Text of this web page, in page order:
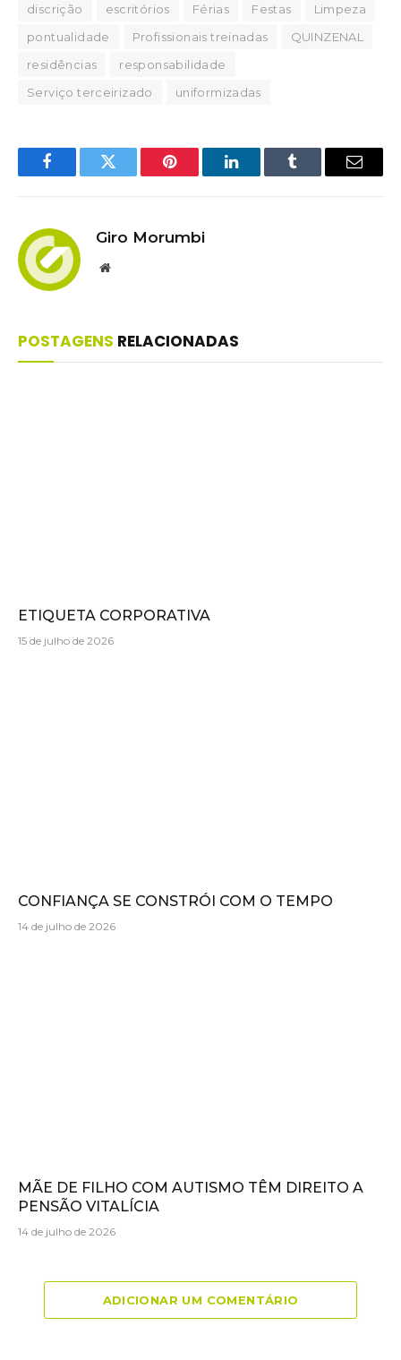
discrição
escritórios Férias Festas
Limpeza
pontualidade
Profissionais treinadas
QUINZENAL
residências
responsabilidade
Serviço terceirizado
uniformizadas
FacebookTwitter Pinterest LinkedInTumblr Email
Giro Morumbi
Website
POSTAGENS RELACIONADAS
ETIQUETA CORPORATIVA
15 de julho de 2026
CONFIANÇA SE CONSTRÓI COM O TEMPO
14 de julho de 2026
MÃE DE FILHO COM AUTISMO TÊM DIREITO A
PENSÃO VITALÍCIA
14 de julho de 2026
ADICIONAR UM COMENTÁRIO